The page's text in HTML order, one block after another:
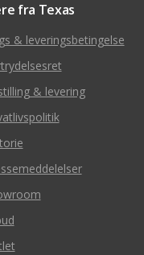
fra Texas
& leveringsbetingelse
& levering